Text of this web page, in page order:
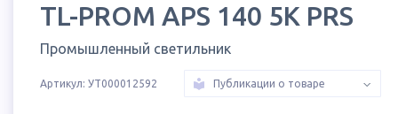
TL-PROM APS 140 5K PRS
Промышленный светильник
Артикул: УТ000012592 Публикации о товаре